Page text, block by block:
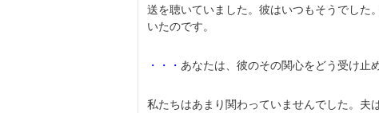
送を聴いていました。彼はいつもそうでした
いたのです。
・・・ あなたは、彼のその関心をどう受け止
私たちはあまり関わっていませんでした。夫